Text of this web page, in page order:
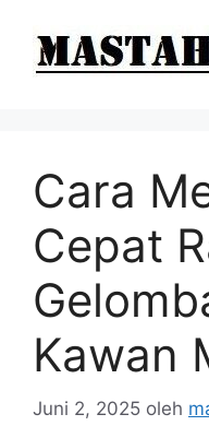
Cara
Cepat
Kawan
Juni 2, 2025 oleh